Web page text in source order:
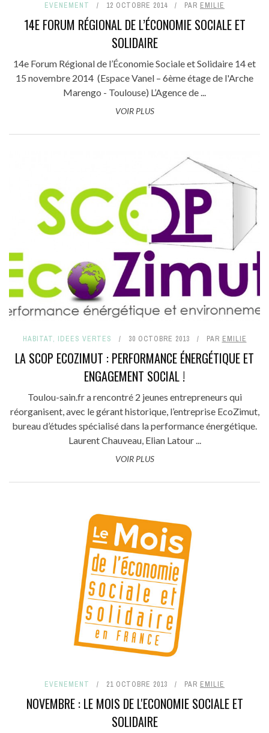
EVENEMENT 12 OCTOBRE 2014 PAR EMILIE
14E FORUM RÉGIONAL DE L’ÉCONOMIE SOCIALE ET
SOLIDAIRE
14e Forum Régional de l’Économie Sociale et Solidaire 14 et
15 novembre 2014 (Espace Vanel – 6ème étage de l'Arche
Marengo - Toulouse) L’Agence de ...
VOIR PLUS
HABITAT, IDEES VERTES 30 OCTOBRE 2013 PAR EMILIE
LA SCOP ECOZIMUT : PERFORMANCE ÉNERGÉTIQUE ET
ENGAGEMENT SOCIAL !
Toulou-sain.fr a rencontré 2 jeunes entrepreneurs qui
réorganisent, avec le gérant historique, l’entreprise EcoZimut,
bureau d’études spécialisé dans la performance énergétique.
Laurent Chauveau, Elian Latour ...
VOIR PLUS
EVENEMENT 21 OCTOBRE 2013 PAR EMILIE
NOVEMBRE : LE MOIS DE L'ECONOMIE SOCIALE ET
SOLIDAIRE